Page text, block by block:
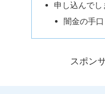
申し込んで
闇金の手口
スポン